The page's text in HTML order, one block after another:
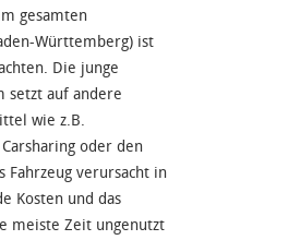
gesamten
Württemberg) ist
Die junge
setzt auf andere
wie z.B.
oder den
Fahrzeug verursacht in
Kosten und das
meiste Zeit ungenutzt